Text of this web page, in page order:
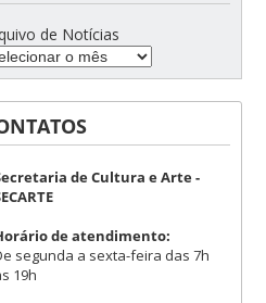
de Notícias
de Cultura e Arte -
de atendimento:
segunda a sexta-feira das 7h
19h